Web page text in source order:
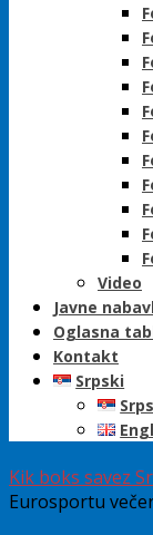
Video
Javne
Oglasna
Kontakt
Srpski
Kik boks savez
Eurosportu